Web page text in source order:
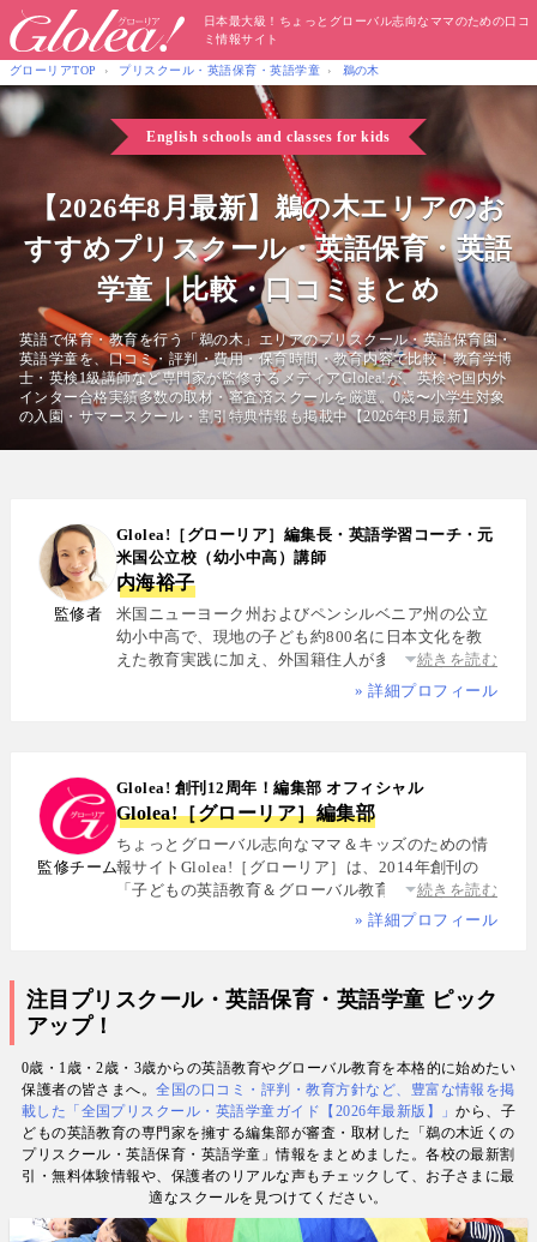
日本最大級！ちょっとグローバル志向なママのための口コ
ミ情報サイト
グローリアTOP プリスクール・英語保育・英語学童 鵜の木
English schools and classes for kids
【2026年8月最新】鵜の木エリアのお
すすめプリスクール・英語保育・英語
学童｜比較・口コミまとめ
英語で保育・教育を行う「鵜の木」エリアのプリスクール・英語保育園・
英語学童を、口コミ・評判・費用・保育時間・教育内容で比較！教育学博
士・英検1級講師など専門家が監修するメディアGlolea!が、英検や国内外
インター合格実績多数の取材・審査済スクールを厳選。0歳〜小学生対象
の入園・サマースクール・割引特典情報も掲載中【2026年8月最新】
監修者
Glolea!［グローリア］編集長・英語学習コーチ・元
米国公立校（幼小中高）講師
内海裕子
米国ニューヨーク州およびペンシルベニア州の公立
幼小中高で、現地の子ども約800名に日本文化を教
えた教育実践に加え、外国籍住人が多数を占める多
国籍シェアハウスで約5年間生活し、リアルな多文化
スペイン語・中国語・日本語の4言語を駆使し、世界
中の女性や母親と対話・取材を継続. 親子留学、バイ
リンガル育児、おうち英語、子どもオンライン英会
話に関する実体験に基づく信頼性の高い情報を発信
している. 著書に『子育てツイッター入門』ほか、日
経、AERA、NewsPicksなどでの寄稿・監修実績多数
続きを読む
» 詳細プロフィール
監修チーム
Glolea! 創刊12周年！編集部 オフィシャル
Glolea!［グローリア］編集部
ちょっとグローバル志向なママ＆キッズのための情
報サイトGlolea!［グローリア］は、2014年創刊の
「子どもの英語教育＆グローバル教育」に特化した
専門メディア. 英語にはじめて触れるお子様から帰国
800名にグローバル教育を実践した英語学習コーチ.
で子育て中のワーキングママなど多様な専門家が多
数. 日経・AERA with kids・AERA・NewsPicks等の
情報提供・寄稿・監修実績も豊富な“世界と子どもの
未来をつなぐ情報ハブ”です。
続きを読む
» 詳細プロフィール
注目プリスクール・英語保育・英語学童 ピック
アップ！
0歳・1歳・2歳・3歳からの英語教育やグローバル教育を本格的に始めたい
保護者の皆さまへ。全国の口コミ・評判・教育方針など、豊富な情報を掲
載した「全国プリスクール・英語学童ガイド【2026年最新版】」から、子
どもの英語教育の専門家を擁する編集部が審査・取材した「鵜の木近くの
プリスクール・英語保育・英語学童」情報をまとめました。各校の最新割
引・無料体験情報や、保護者のリアルな声もチェックして、お子さまに最
適なスクールを見つけてください。